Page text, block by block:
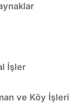
İşler
ve Köy İşleri